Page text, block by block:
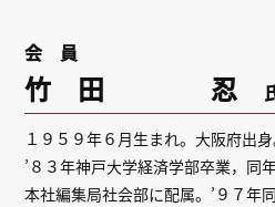
会 員
竹 田 忍
１９５９年６月生まれ。大阪府出身
’８３年神戸大学経済学部卒業，同
本社編集局社会部に配属。’９７年